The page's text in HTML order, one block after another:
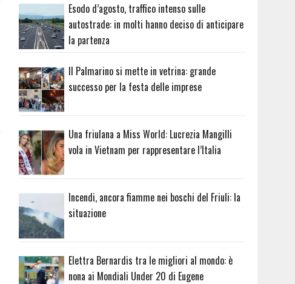
Esodo d’agosto, traffico intenso sulle
autostrade: in molti hanno deciso di anticipare
la partenza
Il Palmarino si mette in vetrina: grande
successo per la festa delle imprese
Una friulana a Miss World: Lucrezia Mangilli
vola in Vietnam per rappresentare l’Italia
Incendi, ancora fiamme nei boschi del Friuli: la
situazione
Elettra Bernardis tra le migliori al mondo: è
nona ai Mondiali Under 20 di Eugene